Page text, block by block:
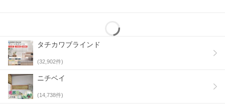
タチカワブラインド
(32,902件)
ニチベイ
(14,738件)